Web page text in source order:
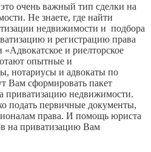
очень важный тип сделки на
Не знаете, где найти
недвижимости и подбора
и регистрацию права
и риелторское
опытные и
нотариусы и адвокаты по
Вам сформировать пакет
приватизацию недвижимости.
подать первичные документы,
права. И помощь юриста
на приватизацию Вам